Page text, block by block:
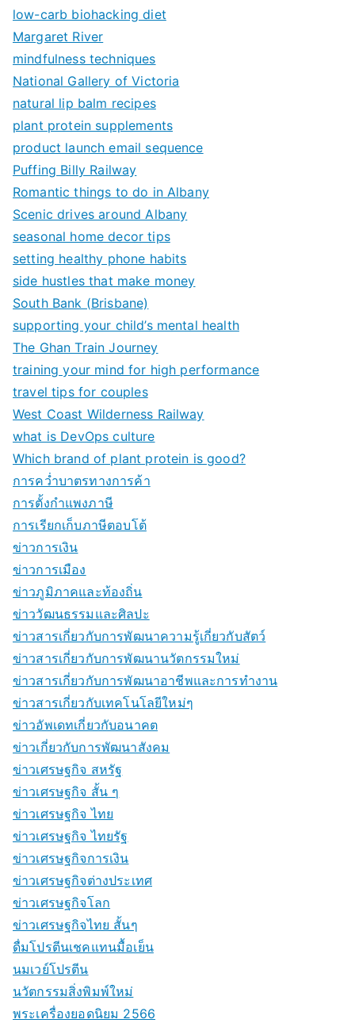
low-carb biohacking diet
Margaret River
mindfulness techniques
National Gallery of Victoria
natural lip balm recipes
plant protein supplements
product launch email sequence
Puffing Billy Railway
Romantic things to do in Albany
Scenic drives around Albany
seasonal home decor tips
setting healthy phone habits
side hustles that make money
South Bank (Brisbane)
supporting your child’s mental health
The Ghan Train Journey
training your mind for high performance
travel tips for couples
West Coast Wilderness Railway
what is DevOps culture
Which brand of plant protein is good?
การคว่ำบาตรทางการค้า
การตั้งกำแพงภาษี
การเรียกเก็บภาษีตอบโต้
ข่าวการเงิน
ข่าวการเมือง
ข่าวภูมิภาคและท้องถิ่น
ข่าววัฒนธรรมและศิลปะ
ข่าวสารเกี่ยวกับการพัฒนาความรู้เกี่ยวกับสัตว์
ข่าวสารเกี่ยวกับการพัฒนานวัตกรรมใหม่
ข่าวสารเกี่ยวกับการพัฒนาอาชีพและการทำงาน
ข่าวสารเกี่ยวกับเทคโนโลยีใหม่ๆ
ข่าวอัพเดทเกี่ยวกับอนาคต
ข่าวเกี่ยวกับการพัฒนาสังคม
ข่าวเศรษฐกิจ สหรัฐ
ข่าวเศรษฐกิจ สั้น ๆ
ข่าวเศรษฐกิจ ไทย
ข่าวเศรษฐกิจ ไทยรัฐ
ข่าวเศรษฐกิจการเงิน
ข่าวเศรษฐกิจต่างประเทศ
ข่าวเศรษฐกิจโลก
ข่าวเศรษฐกิจไทย สั้นๆ
ดื่มโปรตีนเชคแทนมื้อเย็น
นมเวย์โปรตีน
นวัตกรรมสิ่งพิมพ์ใหม่
พระเครื่องยอดนิยม 2566